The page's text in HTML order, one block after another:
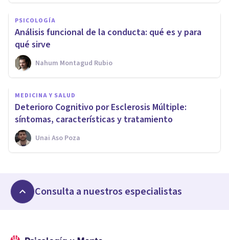
PSICOLOGÍA
Análisis funcional de la conducta: qué es y para
qué sirve
Nahum Montagud Rubio
MEDICINA Y SALUD
Deterioro Cognitivo por Esclerosis Múltiple:
síntomas, características y tratamiento
Unai Aso Poza
Consulta a nuestros especialistas